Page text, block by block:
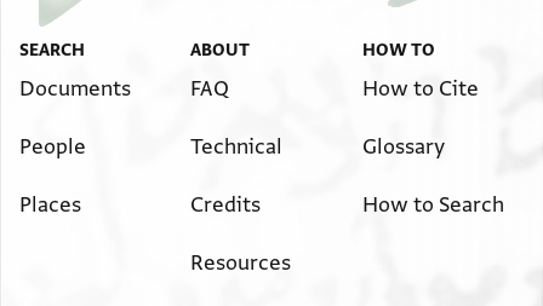
].בן [. .]עה או מתחת
]ה יהיו דבריהם שקר
]ה שיצא מתחת ידי[הם
]ש. . . שנטלתי וקיבלתי
SEARCH
Documents
People
Places
ABOUT
FAQ
Technical
Credits
Resources
HOW TO
How to Cite
Glossary
How to Search